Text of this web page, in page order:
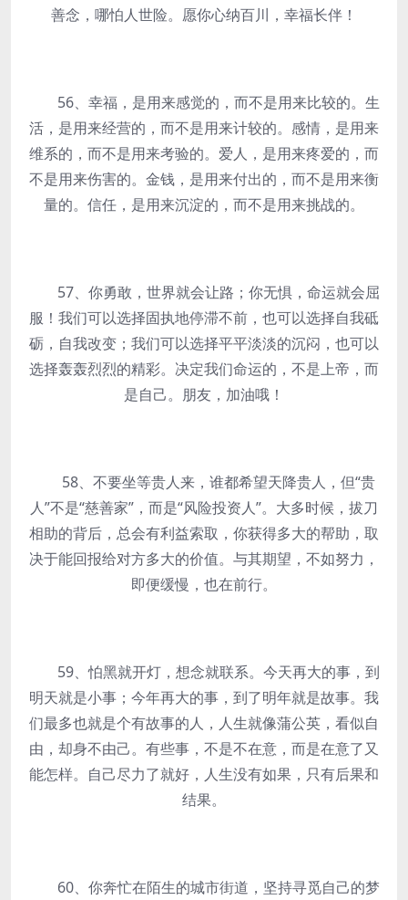
善念，哪怕人世险。愿你心纳百川，幸福长伴！
56、幸福，是用来感觉的，而不是用来比较的。生
活，是用来经营的，而不是用来计较的。感情，是用来
维系的，而不是用来考验的。爱人，是用来疼爱的，而
不是用来伤害的。金钱，是用来付出的，而不是用来衡
量的。信任，是用来沉淀的，而不是用来挑战的。
57、你勇敢，世界就会让路；你无惧，命运就会屈
服！我们可以选择固执地停滞不前，也可以选择自我砥
砺，自我改变；我们可以选择平平淡淡的沉闷，也可以
选择轰轰烈烈的精彩。决定我们命运的，不是上帝，而
是自己。朋友，加油哦！
58、不要坐等贵人来，谁都希望天降贵人，但“贵
人”不是“慈善家”，而是“风险投资人”。大多时候，拔刀
相助的背后，总会有利益索取，你获得多大的帮助，取
决于能回报给对方多大的价值。与其期望，不如努力，
即便缓慢，也在前行。
59、怕黑就开灯，想念就联系。今天再大的事，到
明天就是小事；今年再大的事，到了明年就是故事。我
们最多也就是个有故事的人，人生就像蒲公英，看似自
由，却身不由己。有些事，不是不在意，而是在意了又
能怎样。自己尽力了就好，人生没有如果，只有后果和
结果。
60、你奔忙在陌生的城市街道，坚持寻觅自己的梦